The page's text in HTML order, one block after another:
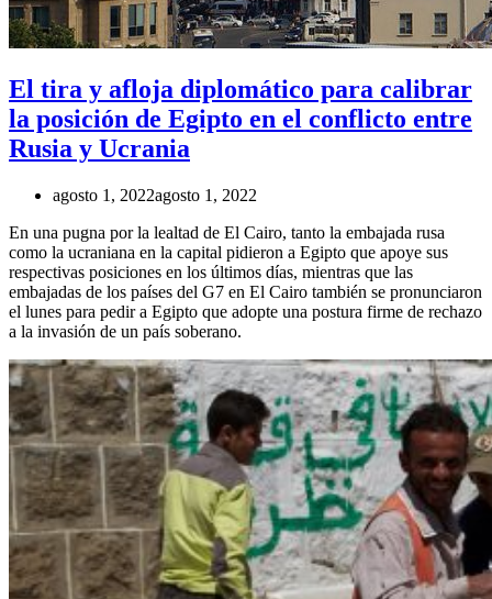
El tira y afloja diplomático para calibrar
la posición de Egipto en el conflicto entre
Rusia y Ucrania
agosto 1, 2022agosto 1, 2022
En una pugna por la lealtad de El Cairo, tanto la embajada rusa
como la ucraniana en la capital pidieron a Egipto que apoye sus
respectivas posiciones en los últimos días, mientras que las
embajadas de los países del G7 en El Cairo también se pronunciaron
el lunes para pedir a Egipto que adopte una postura firme de rechazo
a la invasión de un país soberano.